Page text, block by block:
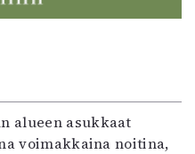
alueen asukkaat
voimakkaina noitina,